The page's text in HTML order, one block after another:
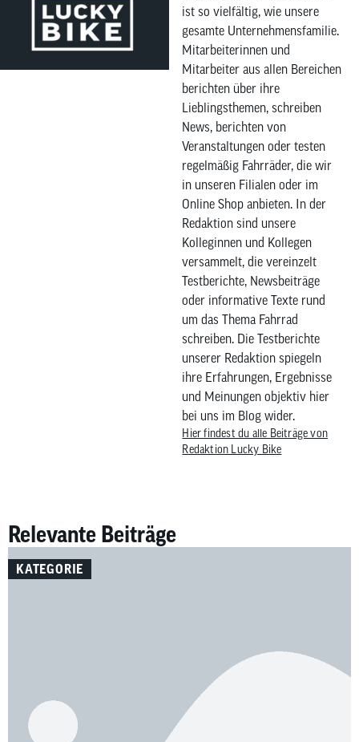
ist so vielfältig, wie unsere
gesamte Unternehmensfamilie.
Mitarbeiterinnen und
Mitarbeiter aus allen Bereichen
berichten über ihre
Lieblingsthemen, schreiben
News, berichten von
Veranstaltungen oder testen
regelmäßig Fahrräder, die wir
in unseren Filialen oder im
Online Shop anbieten. In der
Redaktion sind unsere
Kolleginnen und Kollegen
versammelt, die vereinzelt
Testberichte, Newsbeiträge
oder informative Texte rund
um das Thema Fahrrad
schreiben. Die Testberichte
unserer Redaktion spiegeln
ihre Erfahrungen, Ergebnisse
und Meinungen objektiv hier
bei uns im Blog wider.
Hier findest du alle Beiträge von
Redaktion Lucky Bike
Relevante Beiträge
KATEGORIE